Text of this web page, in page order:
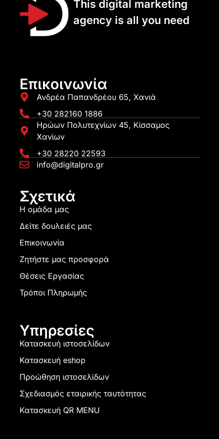
This digital marketing
agency is all you need
Επικοινωνία
Ανδρέα Παπανδρέου 65, Χανιά
+30 282160 1886
Ηρώων Πολυτεχνίων 45, Κίσσαμος
Χανίων
+30 28220 22593
info@digitalpro.gr
Σχετικά
Η ομάδα μας
Δείτε δουλειές μας
Επικοινωνία
Ζητήστε μας προσφορά
Θέσεις Εργασίας
Τρόποι Πληρωμής
Υπηρεσίες
Κατασκευή ιστοσελίδων
Κατασκευή eshop
Προώθηση ιστοσελίδων
Σχεδιασμός εταιρικής ταυτότητας
Κατασκευή QR MENU